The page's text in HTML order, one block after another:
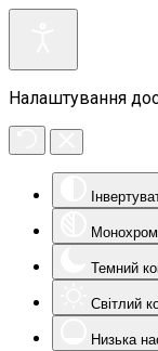
Налаштування
Темний
Світлий
Низька